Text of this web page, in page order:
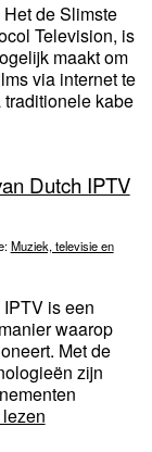
de Slimste
Television, is
maakt om
via internet te
kabe
Dutch IPTV
Muziek, televisie en
is een
waarop
Met de
zijn